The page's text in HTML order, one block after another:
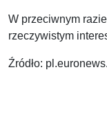
W przeciwnym
rzeczywistym
Źródło: